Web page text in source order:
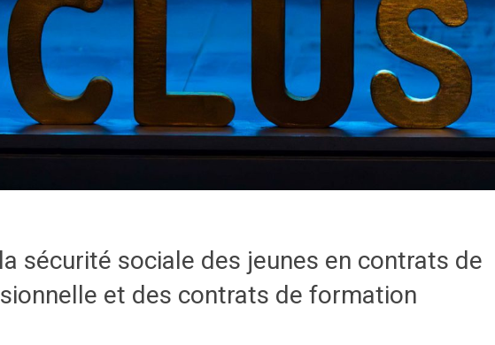
eweta
sécurité sociale des jeunes en contrats de
et des contrats de formation